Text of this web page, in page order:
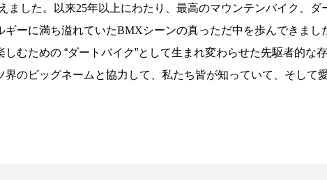
ました。以来25年以上にわたり、最高のマウンテンバイク、
ギーに満ち溢れていたBMXシーンの真っただ中を歩んできまし
むための “ダートバイク”として生まれ変わらせた先駆者的な
のビッグネームと協力して、私たち皆が知っていて、そして